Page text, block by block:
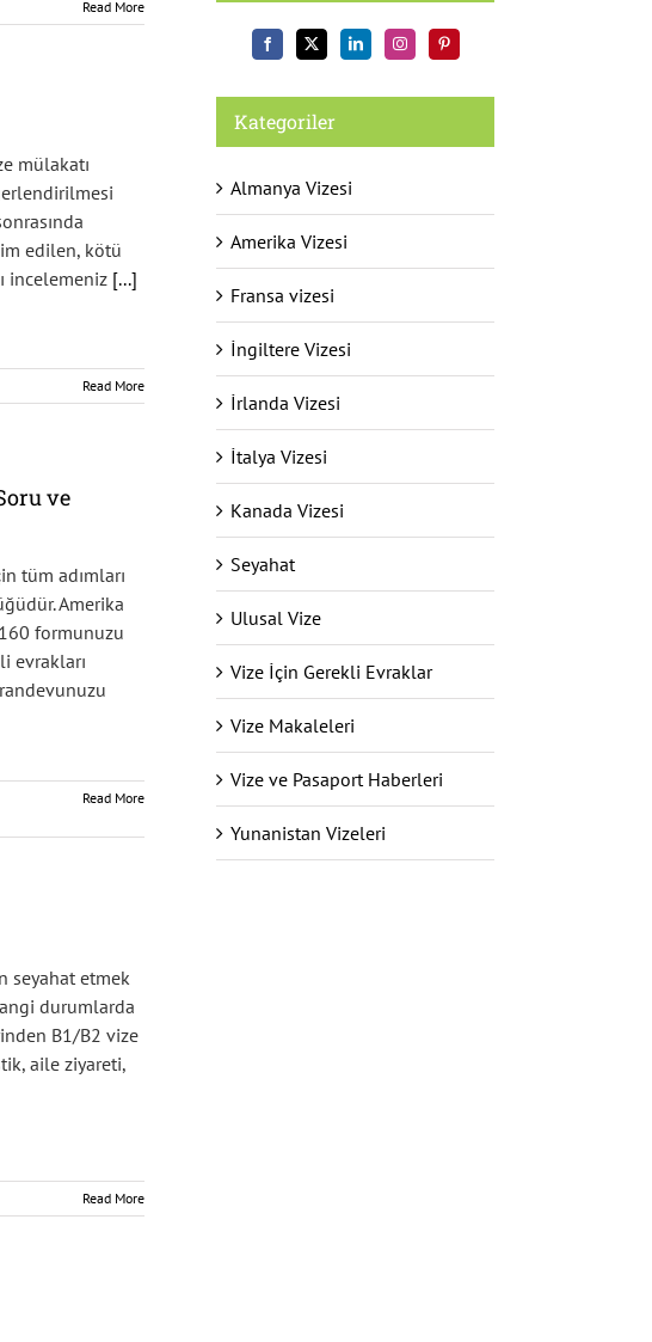
Read More
mülakatı
edilen, kötü
incelemeniz [...]
Read More
ve
tüm adımları
Amerika
formunuzu
evrakları
Read More
seyahat etmek
durumlarda
B1/B2 vize
aile ziyareti,
Read More
Kategoriler
Almanya Vizesi
Amerika Vizesi
Fransa vizesi
İngiltere Vizesi
İrlanda Vizesi
İtalya Vizesi
Kanada Vizesi
Seyahat
Ulusal Vize
Vize İçin Gerekli Evraklar
Vize Makaleleri
Vize ve Pasaport Haberleri
Yunanistan Vizeleri